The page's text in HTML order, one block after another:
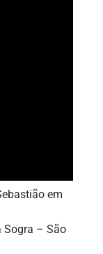
em
Sogra – São